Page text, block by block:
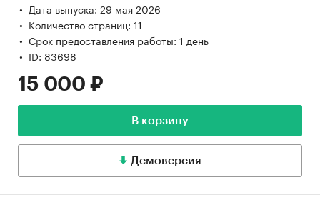
Дата выпуска: 29 мая 2026
Количество страниц: 11
Срок предоставления работы: 1 день
ID: 83698
15 000 ₽
В корзину
Демоверсия